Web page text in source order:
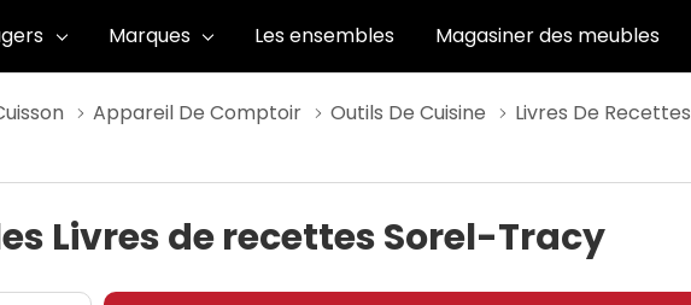
Marques Les ensembles Magasiner des meubles
Appareil De Comptoir Outils De Cuisine Livres De Recettes
Livres de recettes Sorel-Tracy